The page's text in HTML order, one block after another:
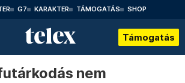
G7 KARAKTER TÁMOGATÁS SHOP
Támogatás
nem